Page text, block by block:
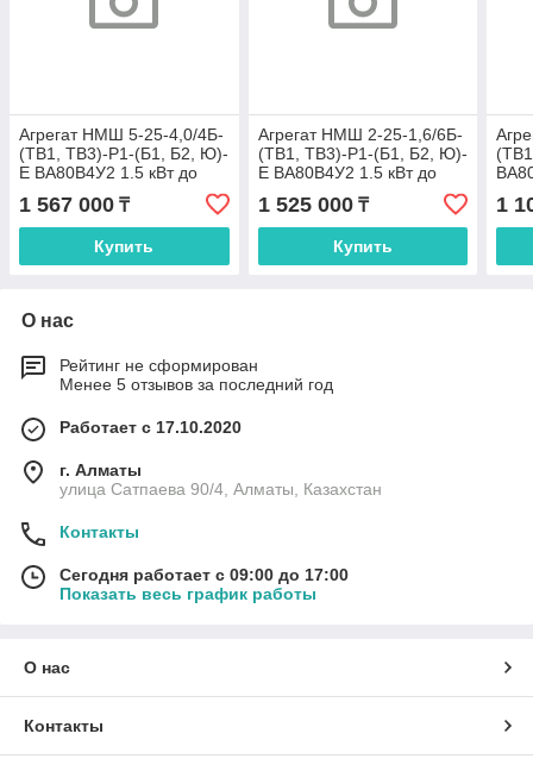
Агрегат НMШ 5-25-4,0/4Б-
(ТВ1, ТВ3)-Р1-(Б1, Б2, Ю)-
E ВА80В4У2 1.5 кВт до
1 567 000 ₸
Купить
Агрегат НMШ 2-25-1,6/6Б-
(ТВ1, ТВ3)-Р1-(Б1, Б2, Ю)-
E ВА80В4У2 1.5 кВт до
1 525 000₸
Купить
1
О нас
Рейтинг не сформирован
Менее 5 отзывов за последний год
Работает с 17.10.2020
г. Алматы
улица Сатпаева 90/4, Алматы, Казахстан
Контакты
Сегодня работает с 09:00 до 17:00
Показать весь график работы
О нас
Контакты